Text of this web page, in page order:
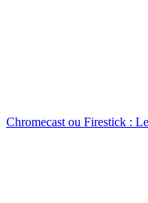
Chromecast ou Firestick :